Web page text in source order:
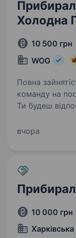
Холодна
10 500 грн
WOG
Повна зайнятість. Запрошуємо
команду на
Ти будеш відповідати за:
компанії WOG
вчора
10 000 грн